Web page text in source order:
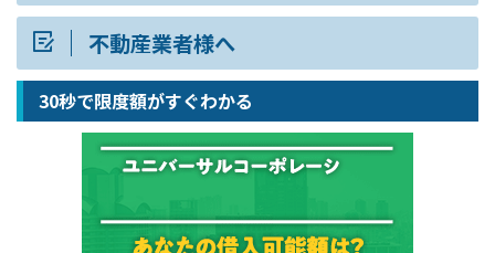
不動産業者様へ
30秒で限度額がすぐわかる